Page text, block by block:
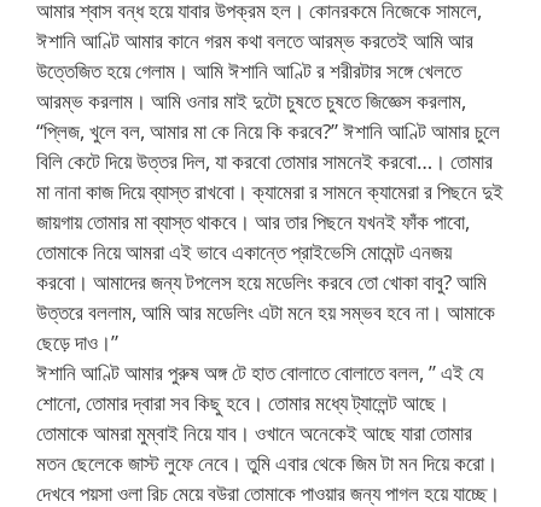
আমার শ্বাস বন্ধ হয়ে যাবার উপক্রম হল। কোনরকমে নিজেকে সামলে,
ঈশানি আণ্টি আমার কানে গরম কথা বলতে আরম্ভ করতেই আমি আর
উত্তেজিত হয়ে গেলাম। আমি ঈশানি আণ্টি র শরীরটার সঙ্গে খেলতে
আরম্ভ করলাম। আমি ওনার মাই দুটো চুষতে চুষতে জিজ্ঞেস করলাম,
“প্লিজ, খুলে বল, আমার মা কে নিয়ে কি করবে?” ঈশানি আণ্টি আমার চুলে
বিলি কেটে দিয়ে উত্তর দিল, যা করবো তোমার সামনেই করবো…। তোমার
মা নানা কাজ দিয়ে ব্যাস্ত রাখবো। ক্যামেরা র সামনে ক্যামেরা র পিছনে দুই
জায়গায় তোমার মা ব্যাস্ত থাকবে। আর তার পিছনে যখনই ফাঁক পাবো,
তোমাকে নিয়ে আমরা এই ভাবে একান্তে প্রাইভেসি মোমেন্ট এনজয়
করবো। আমাদের জন্য টপলেস হয়ে মডেলিং করবে তো খোকা বাবু? আমি
উত্তরে বললাম, আমি আর মডেলিং এটা মনে হয় সম্ভব হবে না। আমাকে
ছেড়ে দাও।”
ঈশানি আণ্টি আমার পুরুষ অঙ্গ টে হাত বোলাতে বোলাতে বলল, ” এই যে
শোনো, তোমার দ্বারা সব কিছু হবে। তোমার মধ্যে ট্যালেন্ট আছে।
তোমাকে আমরা মুম্বাই নিয়ে যাব। ওখানে অনেকেই আছে যারা তোমার
মতন ছেলেকে জাস্ট লুফে নেবে। তুমি এবার থেকে জিম টা মন দিয়ে করো।
দেখবে পয়সা ওলা রিচ মেয়ে বউরা তোমাকে পাওয়ার জন্য পাগল হয়ে যাচ্ছে।